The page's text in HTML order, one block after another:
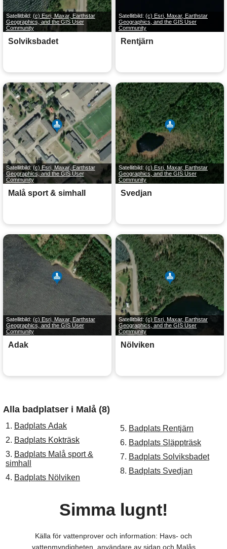
Satellitbild: (c) Esri, Maxar, Earthstar
Geographics, and the GIS User
Community
Solviksbadet
Satellitbild: (c) Esri, Maxar, Earthstar
Geographics, and the GIS User
Community
Rentjärn
Satellitbild:(c) Esri, Maxar, Earthstar
Geographics, and the GIS User
Community
Malå sport & simhall
Satellitbild: (c) Esri, Maxar, Earthstar
Geographics, and the GIS User
Community
Svedjan
Satellitbild: (c) Esri, Maxar, Earthstar
Geographics, and the GIS User
Community
Adak
Satellitbild: (c) Esri, Maxar, Earthstar
Geographics, and the GIS User
Community
Nölviken
Alla badplatser i Malå (8)
1. Badplats Adak
2. Badplats Kokträsk
3. Badplats Malå sport &
simhall
4. Badplats Nölviken
5. Badplats Rentjärn
6. Badplats Släppträsk
7. Badplats Solviksbadet
8. Badplats Svedjan
Simma lugnt!
Källa för vattenprover och information: Havs- och
vattenmyndigheten, användare av sidan och Malås